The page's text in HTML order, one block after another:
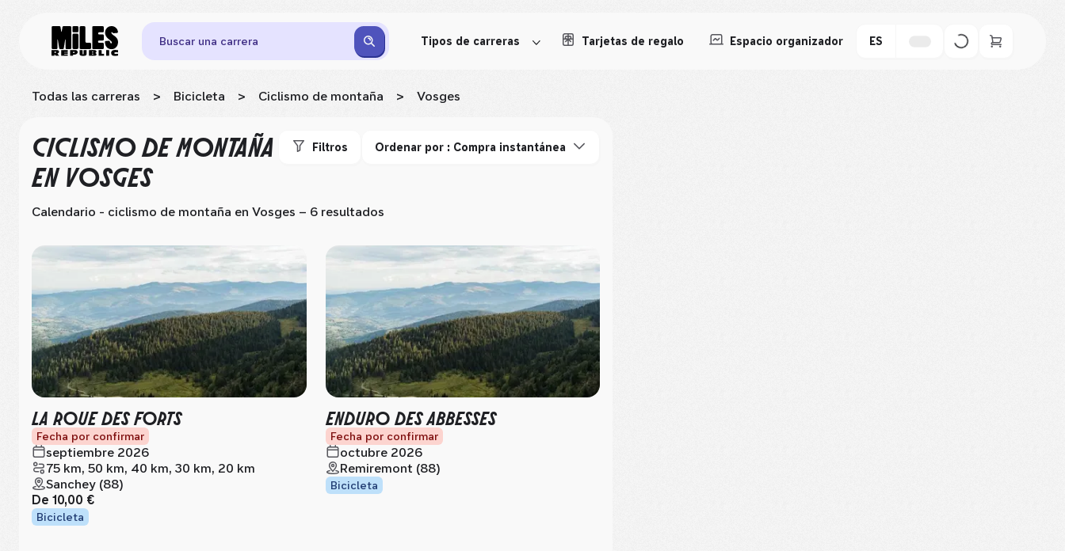
Buscar una carrera Tipos de carreras Tarjetas de regalo Espacio organizador ES
Todas las carreras > Bicicleta > Ciclismo de montaña > Vosges
CICLISMO DE MONTAÑA
EN VOSGES
Filtros Ordenar por : Compra instantánea
Calendario - ciclismo de montaña en Vosges – 6 resultados
LA ROUE DES FORTS
Fecha por confirmar
septiembre 2026
75 km, 50 km, 40 km, 30 km, 20 km
Sanchey (88)
De 10,00 €
Bicicleta
ENDURO DES ABBESSES
Fecha por confirmar
octubre 2026
Remiremont (88)
Bicicleta